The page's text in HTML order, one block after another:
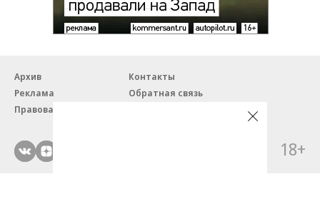
Архив
Контакты
Реклама
Обратная связь
Правовая информация
18+